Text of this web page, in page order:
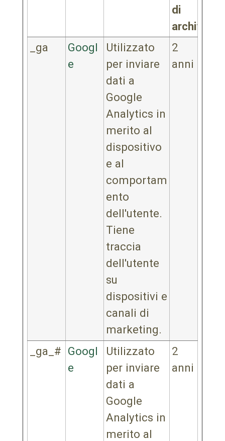
di
_ga
Googl
e
Utilizzato
per inviare
dati a
Google
Analytics in
merito al
dispositivo
e al
comportam
ento
dell'utente.
Tiene
traccia
dell'utente
su
dispositivi e
canali di
marketing.
2
anni
_ga_# Googl
e
Utilizzato
per inviare
dati a
Google
Analytics in
merito al
2
anni